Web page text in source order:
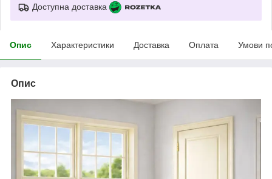
Доступна доставка
Опис Характеристики Доставка Оплата Умови
Опис